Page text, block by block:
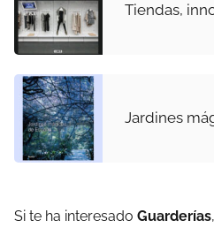
Tiendas,
Jardines
Si te ha interesado Guarderías